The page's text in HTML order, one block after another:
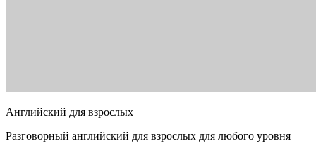
Английский для взрослых
Разговорный английский для взрослых для любого уровня